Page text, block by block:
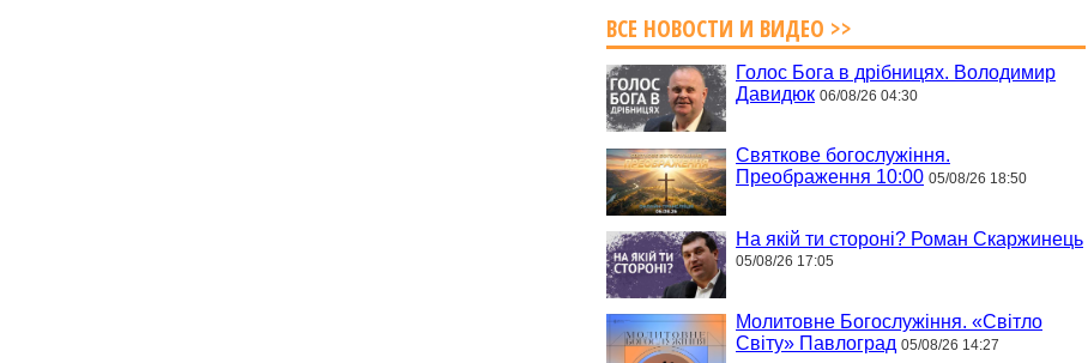
ВСЕ НОВОСТИ И ВИДЕО >>
Голос Бога в дрібницях. Володимир
Давидюк 06/08/26 04:30
Святкове богослужіння.
Преображення 10:00 05/08/26 18:50
На якій ти стороні? Роман Скаржинець
05/08/26 17:05
Молитовне Богослужіння. «Світло
Світу» Павлоград 05/08/26 14:27